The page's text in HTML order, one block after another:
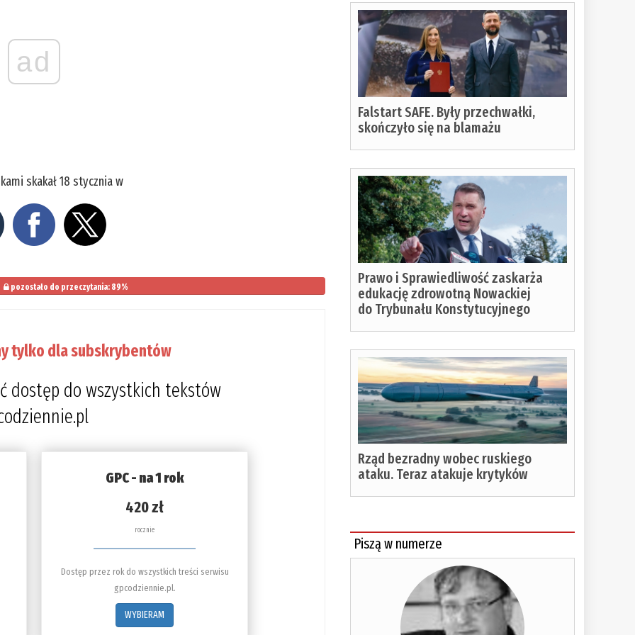
ad
skakał 18 stycznia w
pozostało do przeczytania: 89%
tylko dla subskrybentów
dostęp do wszystkich tekstów
GPC - na 1 rok
420 zł
rocznie
Dostęp przez rok do wszystkich treści serwisu
gpcodziennie.pl.
WYBIERAM
Falstart SAFE. Były przechwałki,
skończyło się na blamażu
Prawo i Sprawiedliwość zaskarża
edukację zdrowotną Nowackiej
do Trybunału Konstytucyjnego
Rząd bezradny wobec ruskiego
ataku. Teraz atakuje krytyków
Piszą w numerze